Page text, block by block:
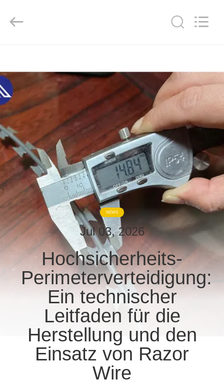
PRODUKTE
ÜBER
UNS
WERKSBESICHTIGUNG
QUALITÄTSKONTROLLE
KONTAKT
MIT
UNS
NACHRICHTEN
BITTE UM
EIN
ANGEBOT
Ltd..
NEWS
Jul 03, 2026
Hochsicherheits-
Perimeterverteidigung:
Ein technischer
Leitfaden für die
Herstellung und den
Einsatz von Razor
Wire